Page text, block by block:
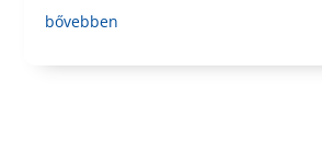
bővebben